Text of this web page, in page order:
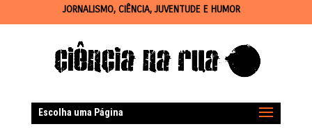
JORNALISMO, CIÊNCIA, JUVENTUDE E HUMOR
Escolha uma Página